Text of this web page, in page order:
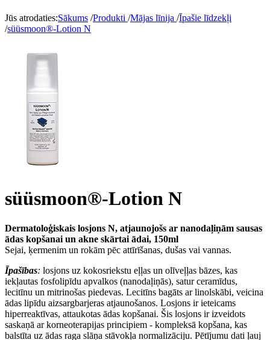
Jūs atrodaties:Sākums /Produkti /Mājas līnija /Īpašie līdzekļi
/süüsmoon®-Lotion N
süüsmoon®-Lotion N
Dermatoloģiskais losjons N, atjaunojošs ar nanodaļiņām sausas
ādas kopšanai un akne skārtai ādai, 150ml
Sejai, ķermenim un rokām pēc attīrīšanas, dušas vai vannas.
Īpašības: losjons uz kokosriekstu eļļas un olīveļļas bāzes, kas
iekļautas fosfolipīdu apvalkos (nanodaļiņās), satur ceramīdus,
lecitīnu un mitrinošas piedevas. Lecitīns bagāts ar linolskābi, veicina
ādas lipīdu aizsargbarjeras atjaunošanos. Losjons ir ieteicams
hiperreaktīvas, attaukotas ādas kopšanai. Šis losjons ir izveidots
saskaņā ar korneoterapijas principiem - kompleksā kopšana, kas
balstīta uz ādas raga slāņa stāvokļa normalizāciju. Pētījumu dati ļauj